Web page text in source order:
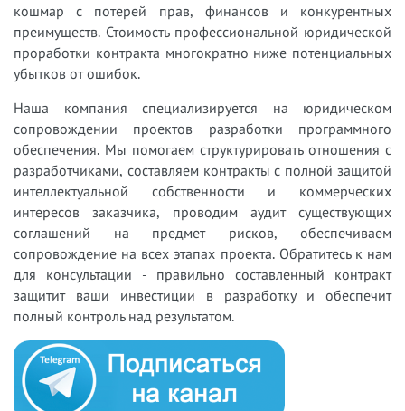
кошмар с потерей прав, финансов и конкурентных
преимуществ. Стоимость профессиональной юридической
проработки контракта многократно ниже потенциальных
убытков от ошибок.
Наша компания специализируется на юридическом
сопровождении проектов разработки программного
обеспечения. Мы помогаем структурировать отношения с
разработчиками, составляем контракты с полной защитой
интеллектуальной собственности и коммерческих
интересов заказчика, проводим аудит существующих
соглашений на предмет рисков, обеспечиваем
сопровождение на всех этапах проекта. Обратитесь к нам
для консультации - правильно составленный контракт
защитит ваши инвестиции в разработку и обеспечит
полный контроль над результатом.